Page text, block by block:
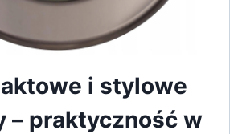
i stylowe
– praktyczność w